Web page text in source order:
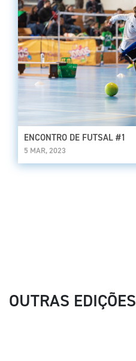
ENCONTRO DE FUTSAL #1
5 MAR, 2023
OUTRAS EDIÇÕES